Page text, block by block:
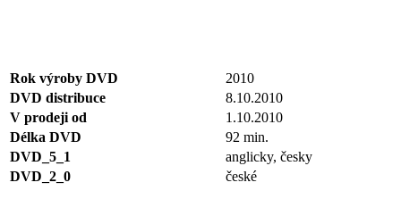
Rok výroby DVD
2010
DVD distribuce
8.10.2010
V prodeji od
1.10.2010
Délka DVD
92 min.
DVD_5_1
anglicky, česky
DVD_2_0
české